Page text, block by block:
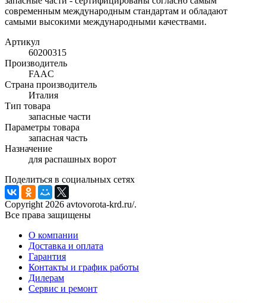
современным международным стандартам и обладают
самыми высокими международными качествами.
Артикул
60200315
Производитель
FAAC
Страна производитель
Италия
Тип товара
запасные части
Параметры товара
запасная часть
Назначение
для распашных ворот
Поделиться в социальных сетях
Copyright 2026 avtovorota-krd.ru/.
Все права защищены
О компании
Доставка и оплата
Гарантия
Контакты и график работы
Дилерам
Сервис и ремонт